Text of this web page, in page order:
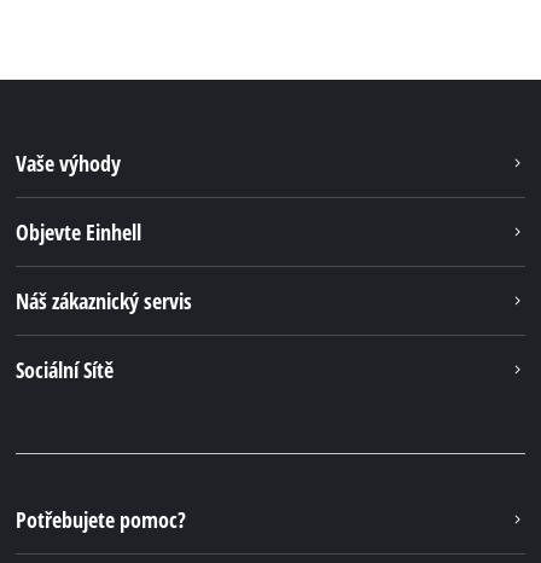
Vaše výhody
Objevte Einhell
Náš zákaznický servis
Sociální Sítě
Potřebujete pomoc?